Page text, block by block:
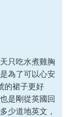
只吃水煮雞胸
為了可以心安
的裙子更好
是剛從英國回
少道地英文，